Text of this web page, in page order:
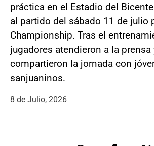
práctica en el Estadio del
al partido del sábado 11 de julio
Championship. Tras el
jugadores atendieron a la prensa
compartieron la jornada con
sanjuaninos.
8 de Julio, 2026